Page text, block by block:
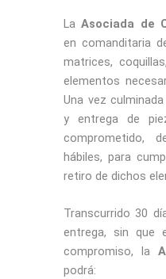
LaAsociada de
en comanditaria
matrices,
elementos
Una vez
y entrega de
comprometido,
hábiles, para
retiro de dichos
Transcurrido 30
entrega, sin que
compromiso, la
podrá: